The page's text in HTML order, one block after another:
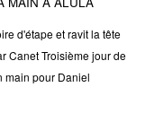
d'étape et ravit la tête
Canet Troisième jour de
main pour Daniel